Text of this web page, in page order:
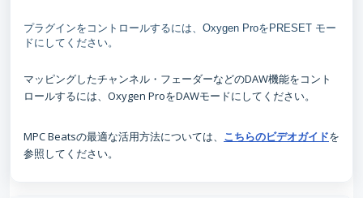
プラグインをコントロールするには、Oxygen ProをPRESET モー
ドにしてください。
マッピングしたチャンネル・フェーダーなどのDAW機能をコント
ロールするには、Oxygen ProをDAWモードにしてください。
MPC Beatsの最適な活用方法については、 こちらのビデオガイドを
参照してください。